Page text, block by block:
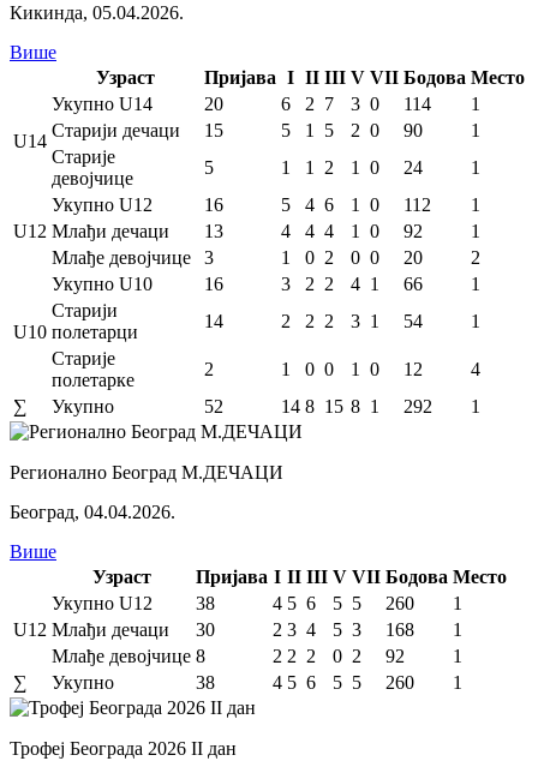
Кикинда, 05.04.2026.
Више
Узраст
Пријава I II III V VII Бодова Место
U14
Укупно U14 20 6 2 7 3 0 114
1
Старији дечаци
15 5 1 5 2 0 90
1
Старије
девојчице
5 1 1 2 1 0 24 1
U12
Укупно U12 16 5 4 6 1 0 112
1
Млађи дечаци
13 4 4 4 1 0 92
1
Млађе девојчице
3 1 0 2 0 0 20 2
U10
Укупно U10 16 3 2 2 4 1 66
1
Старији
полетарци
14 2 2 2 3 1 54
1
Старије
полетарке
2 1 0 0 1 0 12
4
∑
Укупно 52 14 8 15 8 1 292 1
Регионално Београд М.ДЕЧАЦИ
Београд, 04.04.2026.
Више
Узраст
Пријава I II III V VII Бодова Место
U12
Укупно U12 38 4 5 6 5 5 260
1
Млађи дечаци
30 2 3 4 5 3 168
1
Млађе девојчице 8 2 2 2 0 2 92
1
∑
Укупно 38 4 5 6 5 5 260 1
Трофеј Београда 2026 II дан